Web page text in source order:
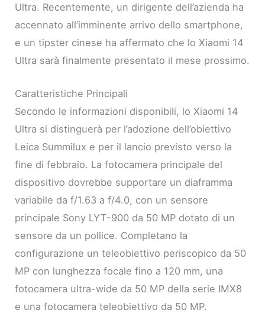
Ultra. Recentemente, un dirigente dell’azienda ha
accennato all’imminente arrivo dello smartphone,
e un tipster cinese ha affermato che lo Xiaomi 14
Ultra sarà finalmente presentato il mese prossimo.
Caratteristiche Principali
Secondo le informazioni disponibili, lo Xiaomi 14
Ultra si distinguerà per l’adozione dell’obiettivo
Leica Summilux e per il lancio previsto verso la
fine di febbraio. La fotocamera principale del
dispositivo dovrebbe supportare un diaframma
variabile da f/1.63 a f/4.0, con un sensore
principale Sony LYT-900 da 50 MP dotato di un
sensore da un pollice. Completano la
configurazione un teleobiettivo periscopico da 50
MP con lunghezza focale fino a 120 mm, una
fotocamera ultra-wide da 50 MP della serie IMX8
e una fotocamera teleobiettivo da 50 MP.